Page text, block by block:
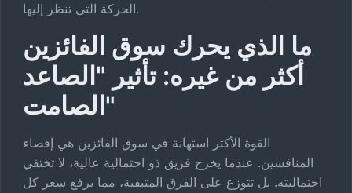
الحركة التي تنظر إليها.
ما الذي يحرك سوق الفائزين
أكثر من غيره: تأثير "الصاعد
الصامت"
القوة الأكثر استهانة في سوق الفائزين هي إقصاء
المنافسين. عندما يخرج فريق ذو احتمالية عالية، لا تختفي
احتماليته. بل تتوزع على الفرق المتبقية، مما يرفع سعر كل